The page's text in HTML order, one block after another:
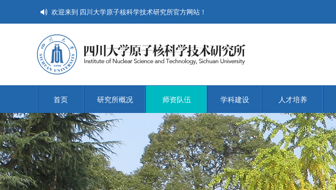
欢迎来到 四川大学原子核科学技术研究所官方网站！
首页 研究所概况 师资队伍 学科建设 人才培养